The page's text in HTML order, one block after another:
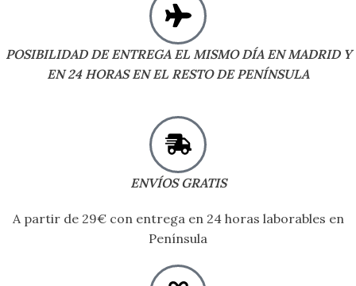
POSIBILIDAD DE ENTREGA EL MISMO DÍA EN MADRID Y
EN 24 HORAS EN EL RESTO DE PENÍNSULA
ENVÍOS GRATIS
A partir de 29€ con entrega en 24 horas laborables en
Península